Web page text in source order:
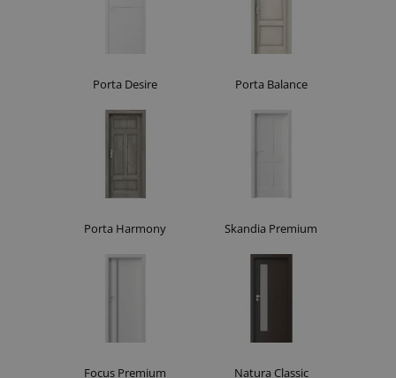
Porta Desire Porta Balance
Porta Harmony Skandia Premium
Focus Premium Natura Classic